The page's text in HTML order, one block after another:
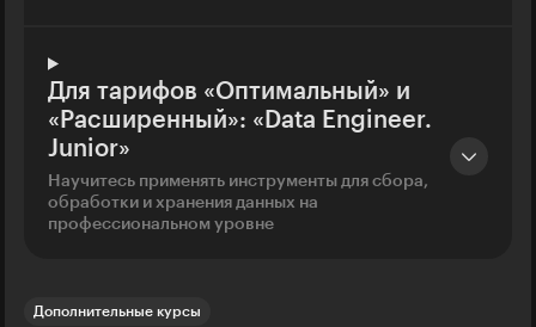
Для тарифов «Оптимальный» и
«Расширенный»: «Data Engineer.
Junior»
Научитесь применять инструменты для сбора,
обработки и хранения данных на
профессиональном уровне
Дополнительные курсы